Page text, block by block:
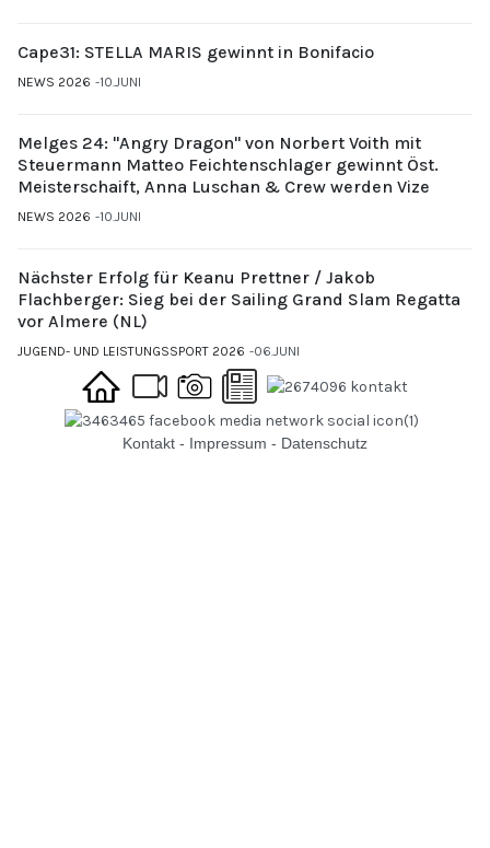
Cape31: STELLA MARIS gewinnt in Bonifacio
NEWS 2026 10.JUNI
Melges 24: "Angry Dragon" von Norbert Voith mit
Steuermann Matteo Feichtenschlager gewinnt Öst.
Meisterschaift, Anna Luschan & Crew werden Vize
NEWS 2026 10.JUNI
Nächster Erfolg für Keanu Prettner / Jakob
Flachberger: Sieg bei der Sailing Grand Slam Regatta
vor Almere (NL)
JUGEND- UND LEISTUNGSSPORT 2026 06.JUNI
Kontakt - Impressum - Datenschutz